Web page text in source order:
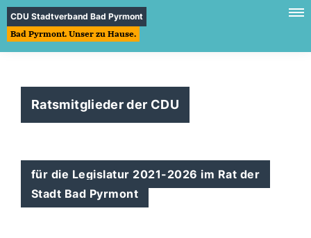
CDU Stadtverband Bad Pyrmont
Bad Pyrmont. Unser zu Hause.
Ratsmitglieder der CDU
für die Legislatur 2021-2026 im Rat der
Stadt Bad Pyrmont